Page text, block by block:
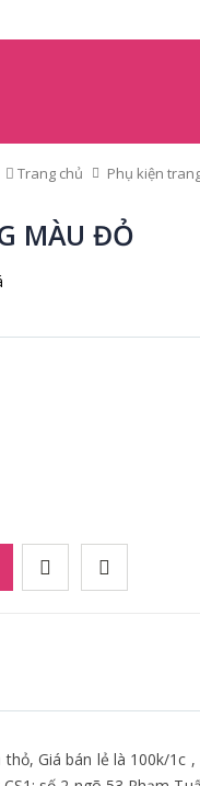
Trang chủ Phụ kiện
MÀU ĐỎ
Giá bán lẻ là 100k/1c